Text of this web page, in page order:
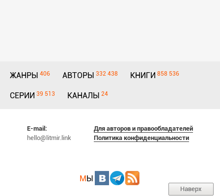
ЖАНРЫ 406 АВТОРЫ 332 438 КНИГИ 858 536
СЕРИИ 39 513 КАНАЛЫ 24
E-mail:
hello@litmir.link
Для авторов и правообладателей
Политика конфиденциальности
МЫ
Наверх